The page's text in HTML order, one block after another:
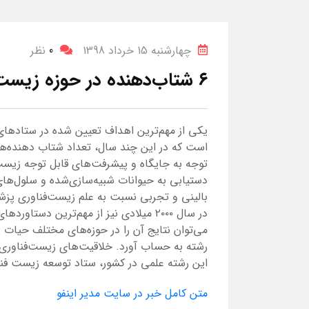
چهارشنبه 15 خرداد 1398 0 نظر
۶ شتاب‌دهنده در حوزه زیست‌فناوری پزشکی ایجاد شده است
یکی از مهم‌ترین اهداف تعیین شده در
است که در این چند سال، تعداد شتاب
دستیابی به حیوانات شبیه‌سازی‌شده و
بالینی و تجربی نسبت به علم زیست‌فناوری
در سال ۲۰۰۰ میلادی نیز از مهم‌ترین
می‌توان نتایج آن را در حوزه‌های مختلف
رشته به حساب آورد. خلاقیت‌های
این رشته علمی در کشور، ستاد توسعه زیست
متن کامل خبر در سایت مدیر اینفو